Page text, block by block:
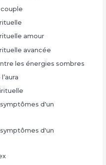
amour
avancée
les énergies sombres
d'un
d'un